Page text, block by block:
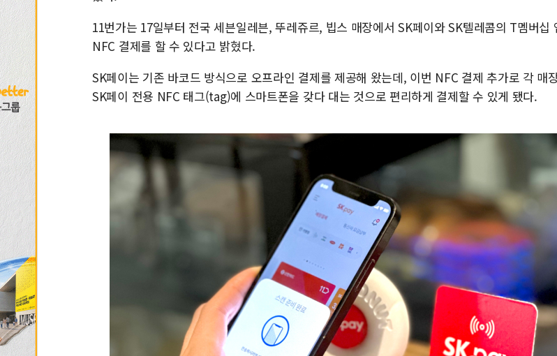
美공화, 韓 '개
롯데쇼핑, 백
합수본, '투표
교원그룹 펫
벤처업계 "정
11번가는 17일부터 전국 세븐일레븐, 뚜레쥬르, 빕스 매장에서 SK페이와 SK텔레콤의 T멤버십
NFC 결제를 할 수 있다고 밝혔다.
SK페이는 기존 바코드 방식으로 오프라인 결제를 제공해 왔는데, 이번 NFC 결제 추가로 각 매
SK페이 전용 NFC 태그(tag)에 스마트폰을 갖다 대는 것으로 편리하게 결제할 수 있게 됐다.